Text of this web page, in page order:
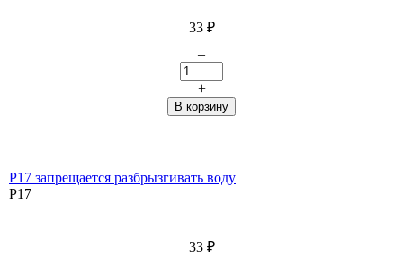
33 ₽
–
+
P17 запрещается разбрызгивать воду
P17
33 ₽